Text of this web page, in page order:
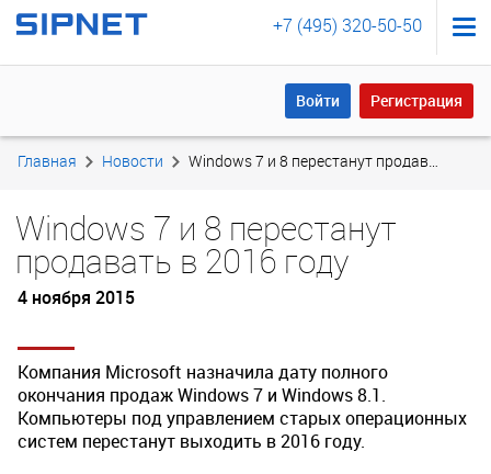
+7 (495) 320-50-50
Войти Регистрация
Войти Регистрация
Главная Новости Windows 7 и 8 перестанут продавать в 2016 году
Windows 7 и 8 перестанут
продавать в 2016 году
4 ноября 2015
Компания Microsoft назначила дату полного
окончания продаж Windows 7 и Windows 8.1.
Компьютеры под управлением старых операционных
систем перестанут выходить в 2016 году.